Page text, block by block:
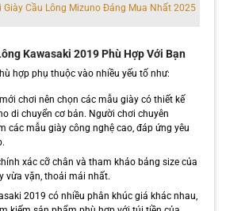
Giày Cầu Lông Mizuno Đáng Mua Nhất 2025
Kawasaki 2019 Phù Hợp Với Bạn
hợp phụ thuộc vào nhiều yếu tố như:
chơi nên chọn các mẫu giày có thiết kế
di chuyển cơ bản. Người chơi chuyên
các mẫu giày công nghệ cao, đáp ứng yêu
xác cỡ chân và tham khảo bảng size của
vừa vặn, thoải mái nhất.
2019 có nhiều phân khúc giá khác nhau,